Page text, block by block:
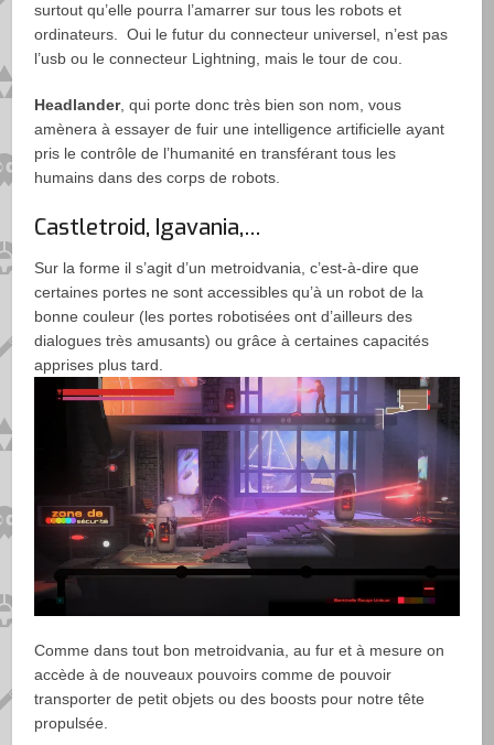
surtout qu’elle pourra l’amarrer sur tous les robots et
ordinateurs. Oui le futur du connecteur universel, n’est pas
l’usb ou le connecteur Lightning, mais le tour de cou.
Headlander, qui porte donc très bien son nom, vous
amènera à essayer de fuir une intelligence artificielle ayant
pris le contrôle de l’humanité en transférant tous les
humains dans des corps de robots.
Castletroid, Igavania,…
Sur la forme il s’agit d’un metroidvania, c’est-à-dire que
certaines portes ne sont accessibles qu’à un robot de la
bonne couleur (les portes robotisées ont d’ailleurs des
dialogues très amusants) ou grâce à certaines capacités
apprises plus tard.
Comme dans tout bon metroidvania, au fur et à mesure on
accède à de nouveaux pouvoirs comme de pouvoir
transporter de petit objets ou des boosts pour notre tête
propulsée.